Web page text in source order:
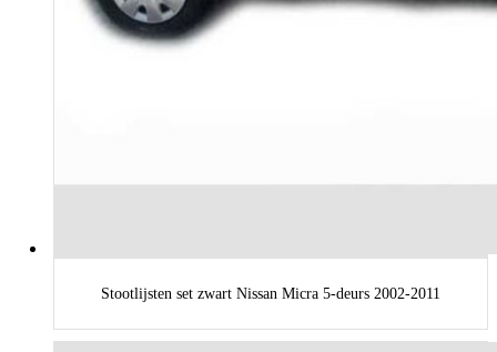
Stootlijsten set zwart Nissan Micra 5-deurs 2002-2011